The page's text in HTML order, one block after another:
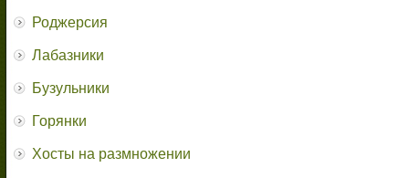
Роджерсия
Лабазники
Бузульники
Горянки
Хосты на размножении